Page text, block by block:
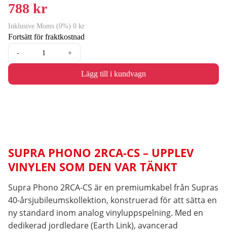
788 kr
Inklusive Moms (0%) 0 kr
Fortsätt för fraktkostnad
- +
Lägg till i kundvagn
SUPRA PHONO 2RCA-CS – UPPLEV
VINYLEN SOM DEN VAR TÄNKT
Supra Phono 2RCA-CS är en premiumkabel från Supras
40-årsjubileumskollektion, konstruerad för att sätta en
ny standard inom analog vinyluppspelning. Med en
dedikerad jordledare (Earth Link), avancerad